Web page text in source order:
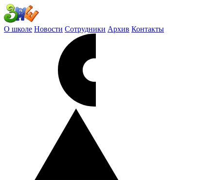
О школе Новости Сотрудники Архив Контакты